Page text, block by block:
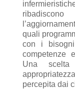
quali
con i
competenze
Una
percepita dai